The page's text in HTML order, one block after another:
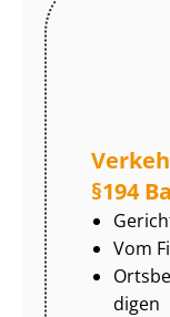
§194
Vom
di­gen